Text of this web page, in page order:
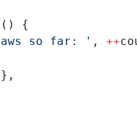
() {
so far: ' , ++